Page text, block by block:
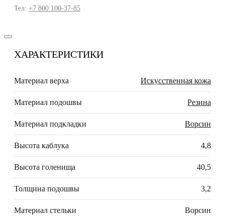
Тел: +7 800 100-37-85
ХАРАКТЕРИСТИКИ
Материал верха Искусственная кожа
Материал подошвы Резина
Материал подкладки Ворсин
Высота каблука 4,8
Высота голенища 40,5
Толщина подошвы 3,2
Материал стельки Ворсин